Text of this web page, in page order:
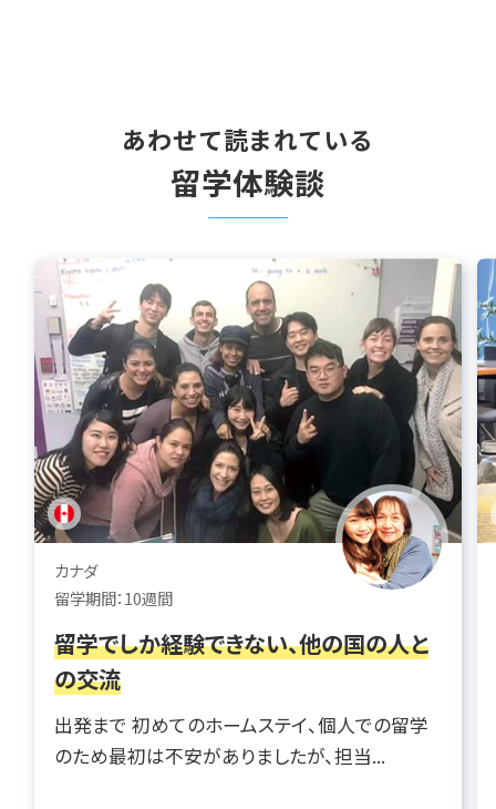
あわせて読まれている
留学体験談
カナダ
留学期間：10週間
留学でしか経験できない、他の国の人と
の交流
出発まで 初めてのホームステイ、個人での留学
のため最初は不安がありましたが、担当...